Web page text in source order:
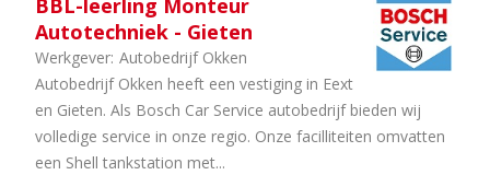
BBL-leerling Monteur
Autotechniek - Gieten
Werkgever: Autobedrijf Okken
Autobedrijf Okken heeft een vestiging in Eext
en Gieten. Als Bosch Car Service autobedrijf bieden wij
volledige service in onze regio. Onze facilliteiten omvatten
een Shell tankstation met...